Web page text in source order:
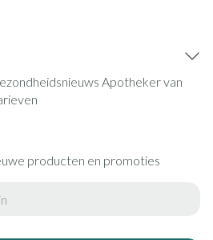
Apotheker van
producten en promoties